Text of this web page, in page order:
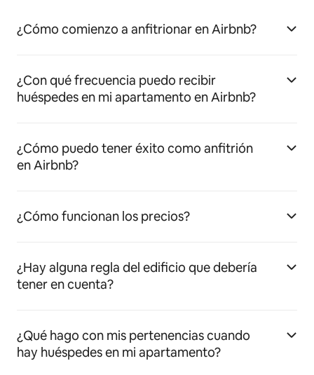
¿Cómo comienzo a anfitrionar en Airbnb?
¿Con qué frecuencia puedo recibir
huéspedes en mi apartamento en Airbnb?
¿Cómo puedo tener éxito como anfitrión
en Airbnb?
¿Cómo funcionan los precios?
¿Hay alguna regla del edificio que debería
tener en cuenta?
¿Qué hago con mis pertenencias cuando
hay huéspedes en mi apartamento?